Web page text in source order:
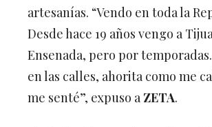
artesanías. “Vendo en toda la
Desde hace 19 años vengo a
Ensenada, pero por
en las calles, ahorita como me
me senté”, expuso a ZETA.